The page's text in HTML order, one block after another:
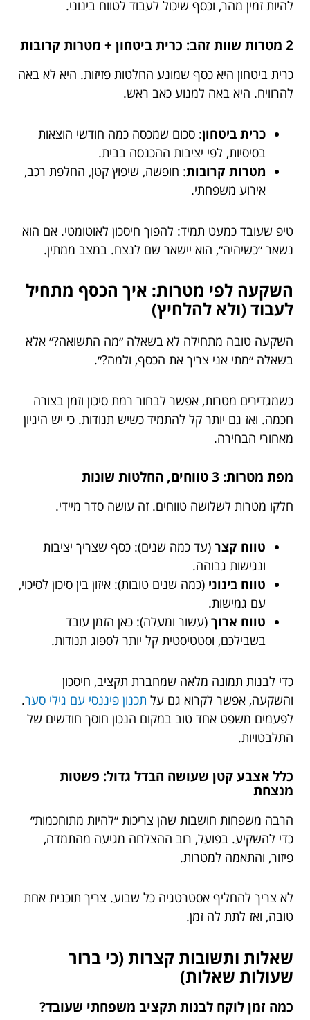
להיות זמין מהר, וכסף שיכול לעבוד לטווח בינוני.
2 מטרות שוות זהב: כרית ביטחון + מטרות קרובות
כרית ביטחון היא כסף שמונע החלטות פזיזות. היא לא באה
להרוויח. היא באה למנוע כאב ראש.
כרית ביטחון: סכום שמכסה כמה חודשי הוצאות
בסיסיות, לפי יציבות ההכנסה בבית.
מטרות קרובות: חופשה, שיפוץ קטן, החלפת רכב,
אירוע משפחתי.
טיפ שעובד כמעט תמיד: להפוך חיסכון לאוטומטי. אם הוא
נשאר ״כשיהיה״, הוא יישאר שם לנצח. במצב ממתין.
השקעה לפי מטרות: איך הכסף מתחיל
לעבוד (ולא להלחיץ)
השקעה טובה מתחילה לא בשאלה ״מה התשואה?״ אלא
בשאלה ״מתי אני צריך את הכסף, ולמה?״.
כשמגדירים מטרות, אפשר לבחור רמת סיכון וזמן בצורה
חכמה. ואז גם יותר קל להתמיד כשיש תנודות. כי יש היגיון
מאחורי הבחירה.
מפת מטרות: 3 טווחים, החלטות שונות
חלקו מטרות לשלושה טווחים. זה עושה סדר מיידי.
טווח קצר (עד כמה שנים): כסף שצריך יציבות
ונגישות גבוהה.
טווח בינוני (כמה שנים טובות): איזון בין סיכון לסיכוי,
עם גמישות.
טווח ארוך (עשור ומעלה): כאן הזמן עובד
בשבילכם, וסטטיסטית קל יותר לספוג תנודות.
כדי לבנות תמונה מלאה שמחברת תקציב, חיסכון
והשקעה, אפשר לקרוא גם על תכנון פיננסי עם גילי סער.
לפעמים משפט אחד טוב במקום הנכון חוסך חודשים של
התלבטויות.
כלל אצבע קטן שעושה הבדל גדול: פשטות
מנצחת
הרבה משפחות חושבות שהן צריכות ״להיות מתוחכמות״
כדי להשקיע. בפועל, רוב ההצלחה מגיעה מהתמדה,
פיזור, והתאמה למטרות.
לא צריך להחליף אסטרטגיה כל שבוע. צריך תוכנית אחת
טובה, ואז לתת לה זמן.
שאלות ותשובות קצרות (כי ברור
שעולות שאלות)
כמה זמן לוקח לבנות תקציב משפחתי שעובד?